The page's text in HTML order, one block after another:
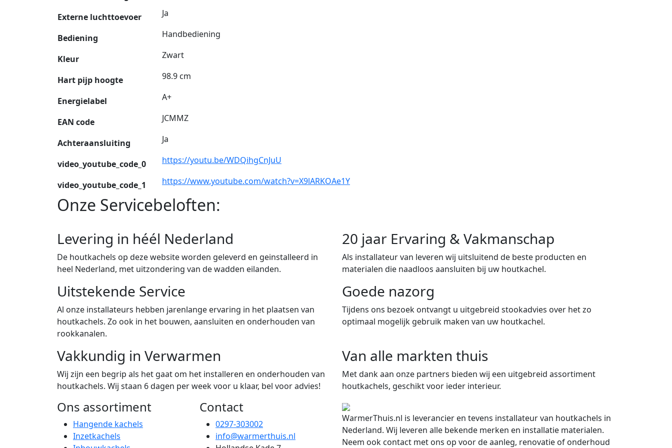
Externe luchttoevoer
Ja
Bediening Handbediening
Kleur Zwart
Hart pijp hoogte 98.9 cm
Energielabel A+
EAN code JCMMZ
Achteraansluiting Ja
video_youtube_code_0 https://youtu.be/WDQihgCnJuU
video_youtube_code_1 https://www.youtube.com/watch?v=X9lARKOAe1Y
Onze Servicebeloften:
Levering in héél Nederland
De houtkachels op deze website worden geleverd en geinstalleerd in
heel Nederland, met uitzondering van de wadden eilanden.
20 jaar Ervaring & Vakmanschap
Als installateur van leveren wij uitsluitend de beste producten en
materialen die naadloos aansluiten bij uw houtkachel.
Uitstekende Service
Al onze installateurs hebben jarenlange ervaring in het plaatsen van
houtkachels. Zo ook in het bouwen, aansluiten en onderhouden van
rookkanalen.
Goede nazorg
Tijdens ons bezoek ontvangt u uitgebreid stookadvies over het zo
optimaal mogelijk gebruik maken van uw houtkachel.
Vakkundig in Verwarmen
Wij zijn een begrip als het gaat om het installeren en onderhouden van
houtkachels. Wij staan 6 dagen per week voor u klaar, bel voor advies!
Van alle markten thuis
Met dank aan onze partners bieden wij een uitgebreid assortiment
houtkachels, geschikt voor ieder interieur.
Ons assortiment
Hangende kachels
Inzetkachels
Contact
0297-303002
info@warmerthuis.nl
WarmerThuis.nl is leverancier en tevens installateur van houtkachels in
Nederland. Wij leveren alle bekende merken en installatie materialen.
Neem ook contact met ons op voor de aanleg, renovatie of onderhoud